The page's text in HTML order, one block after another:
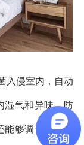
入侵室内，自动
湿气和异味，防
够调节室温，